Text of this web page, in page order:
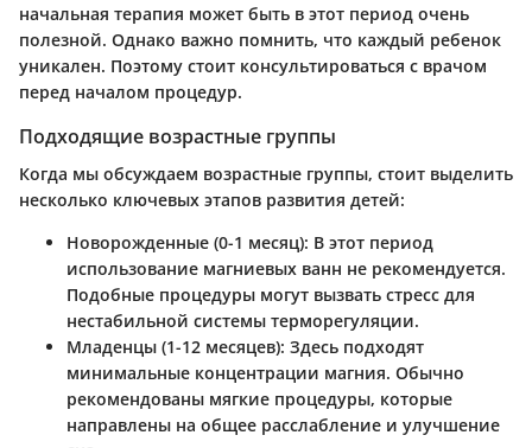
начальная терапия может быть в этот период очень
полезной. Однако важно помнить, что каждый ребенок
уникален. Поэтому стоит консультироваться с врачом
перед началом процедур.
Подходящие возрастные группы
Когда мы обсуждаем возрастные группы, стоит выделить
несколько ключевых этапов развития детей:
Новорожденные (0-1 месяц): В этот период
использование магниевых ванн не рекомендуется.
Подобные процедуры могут вызвать стресс для
нестабильной системы терморегуляции.
Младенцы (1-12 месяцев): Здесь подходят
минимальные концентрации магния. Обычно
рекомендованы мягкие процедуры, которые
направлены на общее расслабление и улучшение